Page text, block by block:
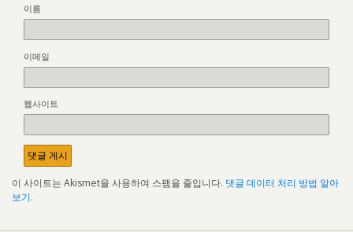
이름
이메일
웹사이트
이 사이트는 Akismet을 사용하여 스팸을 줄입니다. 댓글 데이터 처리 방법 알아
보기.